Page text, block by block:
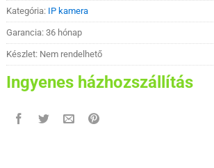
Kategória: IP kamera
Garancia: 36 hónap
Készlet: Nem rendelhető
Ingyenes házhozszállítás